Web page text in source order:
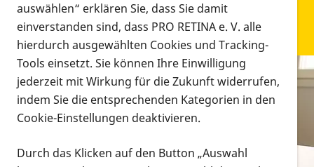
Infomaterial
Infomaterial
Vorlesen
auswählen“ erklären Sie, dass Sie damit
einverstanden sind, dass PRO RETINA e. V. alle
hierdurch ausgewählten Cookies und Tracking-
Tools einsetzt. Sie können Ihre Einwilligung
jederzeit mit Wirkung für die Zukunft widerrufen,
indem Sie die entsprechenden Kategorien in den
Cookie-Einstellungen deaktivieren.
Durch das Klicken auf den Button „Auswahl